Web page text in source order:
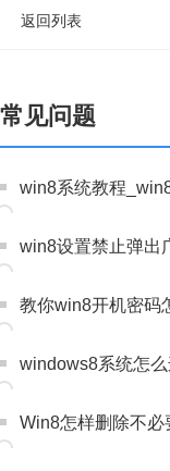
返回列表
常见问题
win8系统教程
win8设置禁止弹出
教你win8开机密码
windows8系统怎
Win8怎样删除不